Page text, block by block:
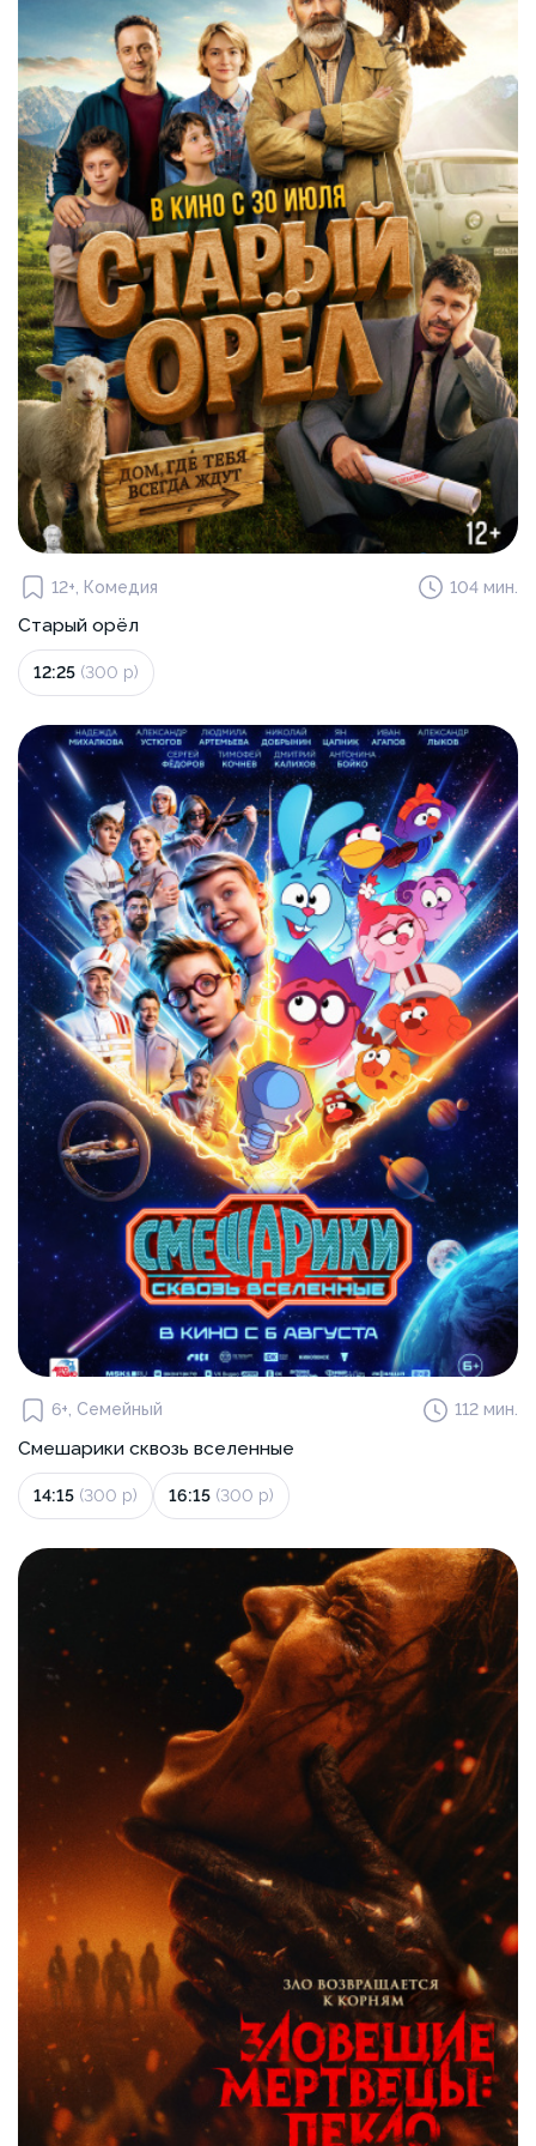
12+, Комедия 104 мин.
Старый орёл
12:25 (300 р)
6+, Семейный 112 мин.
Смешарики сквозь вселенные
14:15 (300 р) 16:15 (300 р)